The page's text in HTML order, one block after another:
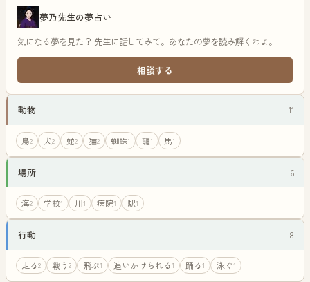
夢乃先生の夢占い
気になる夢を見た？ 先生に話してみて。あなたの夢を読み解くわよ。
相談する
動物 11
鳥2 犬2 蛇2 猫2 蜘蛛1 龍1 馬1
場所 6
海2 学校1 川1 病院1 駅1
行動 8
走る2 戦う2 飛ぶ1 追いかけられる1 踊る1 泳ぐ1